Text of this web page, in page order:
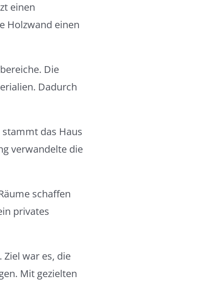
einen
Holzwand einen
Die
Dadurch
das Haus
verwandelte die
schaffen
privates
war es, die
Mit gezielten